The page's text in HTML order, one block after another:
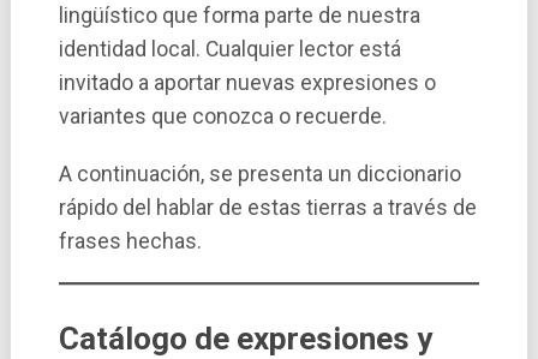
lingüístico que forma parte de nuestra
identidad local. Cualquier lector está
invitado a aportar nuevas expresiones o
variantes que conozca o recuerde.
A continuación, se presenta un diccionario
rápido del hablar de estas tierras a través de
frases hechas.
Catálogo de expresiones y